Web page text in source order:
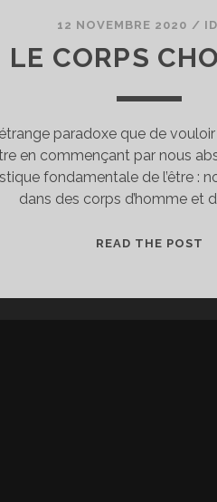
12 NOVEMBRE 2020 /
LE CORPS
étrange paradoxe que de
en commençant par nous
fondamentale de l’être :
dans des corps d’homme et
READ THE POST